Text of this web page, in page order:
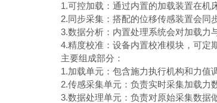
1.可控加载：通过内置的加载装置在机床
2.同步采集：搭配的位移传感装置会同步
3.数据分析：内置处理系统会对加载力与
4.精度校准：设备内置校准模块，可定期
主要组成部分：
1.加载单元：包含施力执行机构和力值调
2.传感采集单元：负责实时采集加载力数
3.数据处理单元：负责对原始采集数据做